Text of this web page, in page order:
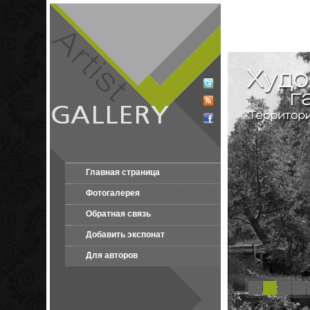
Главная страница
Фотогалерея
Обратная связь
Добавить экспонат
Для авторов